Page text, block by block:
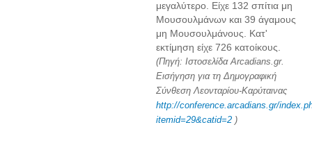
μεγαλύτερο. Είχε 132 σπίτια μη
Μουσουλμάνων και 39 άγαμους
μη Μουσουλμάνους. Κατ'
εκτίμηση είχε 726 κατοίκους.
(Πηγή: Ιστοσελίδα Arcadians.gr.
Εισήγηση για τη Δημογραφική
Σύνθεση Λεονταρίου-Καρύταινας
http://conference.arcadians.gr/
itemid=29&catid=2 )